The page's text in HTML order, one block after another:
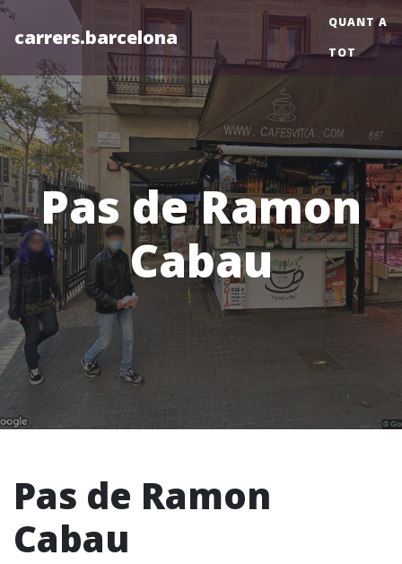
carrers.barcelona
QUANT A
TOT
Pas de Ramon
Cabau
Pas de Ramon
Cabau